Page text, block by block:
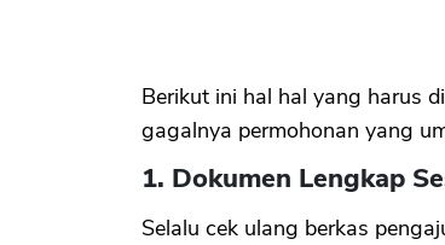
Berikut ini hal hal yang harus
gagalnya permohonan yang
1. Dokumen Lengkap
Selalu cek ulang berkas